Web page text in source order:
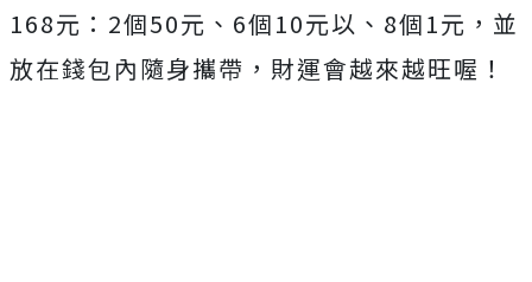
168元：2個50元、6個10元以、8個1元，並
放在錢包內隨身攜帶，財運會越來越旺喔！